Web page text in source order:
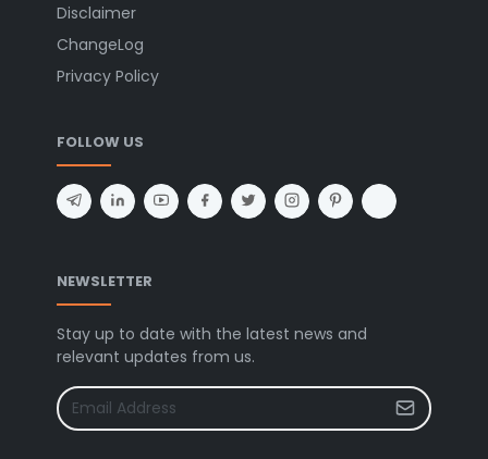
Disclaimer
ChangeLog
Privacy Policy
FOLLOW US
NEWSLETTER
Stay up to date with the latest news and
relevant updates from us.